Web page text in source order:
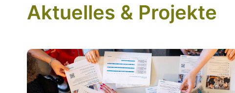
Aktuelles & Projekte